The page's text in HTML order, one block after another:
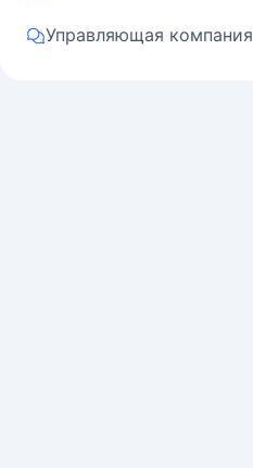
Управляющая компания